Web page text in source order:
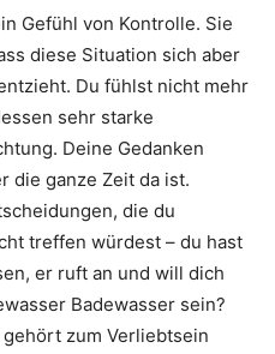
Gefühl von Kontrolle. Sie
diese Situation sich aber
Du fühlst nicht mehr
sehr starke
Deine Gedanken
die ganze Zeit da ist.
die du
treffen würdest – du hast
er ruft an und will dich
Badewasser sein?
zum Verliebtsein